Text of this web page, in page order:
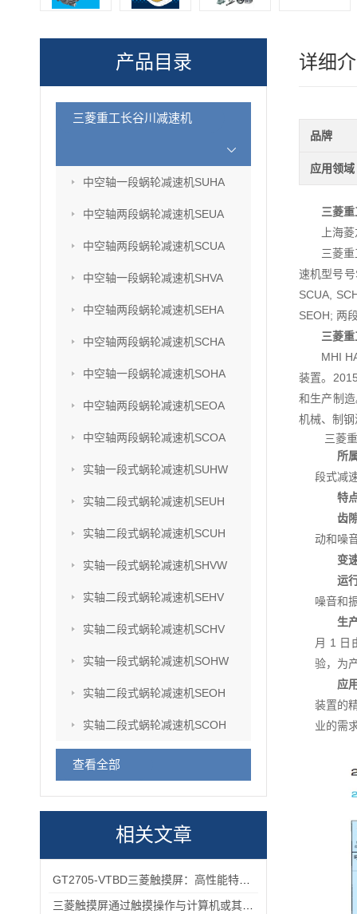
产品目录
三菱重工长谷川减速机
中空轴一段蜗轮减速机SUHA
中空轴两段蜗轮减速机SEUA
中空轴两段蜗轮减速机SCUA
中空轴一段蜗轮减速机SHVA
中空轴两段蜗轮减速机SEHA
中空轴两段蜗轮减速机SCHA
中空轴一段蜗轮减速机SOHA
中空轴两段蜗轮减速机SEOA
中空轴两段蜗轮减速机SCOA
实轴一段式蜗轮减速机SUHW
实轴二段式蜗轮减速机SEUH
实轴二段式蜗轮减速机SCUH
实轴一段式蜗轮减速机SHVW
实轴二段式蜗轮减速机SEHV
实轴二段式蜗轮减速机SCHV
实轴一段式蜗轮减速机SOHW
实轴二段式蜗轮减速机SEOH
实轴二段式蜗轮减速机SCOH
查看全部
相关文章
详细
品牌
应用领域
三菱
上海
三菱
速机型号
SCUA,
SEOH; 两
三菱
MHI
装置。
和生产制
机械、制
三菱
所
段式减
特
齿
动和噪
变
运
噪音和
生
月 1 日
验，为
应
装置的
业的需